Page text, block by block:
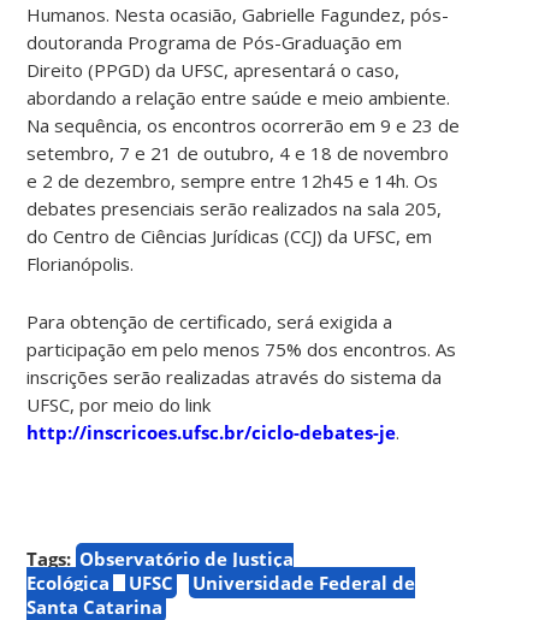
Humanos. Nesta ocasião, Gabrielle Fagundez, pós-
doutoranda Programa de Pós-Graduação em
Direito (PPGD) da UFSC, apresentará o caso,
abordando a relação entre saúde e meio ambiente.
Na sequência, os encontros ocorrerão em 9 e 23 de
setembro, 7 e 21 de outubro, 4 e 18 de novembro
e 2 de dezembro, sempre entre 12h45 e 14h. Os
debates presenciais serão realizados na sala 205,
do Centro de Ciências Jurídicas (CCJ) da UFSC, em
Florianópolis.
Para obtenção de certificado, será exigida a
participação em pelo menos 75% dos encontros. As
inscrições serão realizadas através do sistema da
UFSC, por meio do link
http://inscricoes.ufsc.br/ciclo-debates-je.
Tags: Observatório de Justiça
Ecológica
UFSC
Universidade Federal de
Santa Catarina